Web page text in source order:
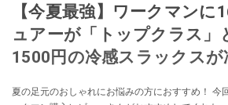
【今夏最強】ワークマンに
ュアーが「トップクラス」
1500円の冷感スラックスが
夏の足元のおしゃれにお悩みの方におすすめ！ 今